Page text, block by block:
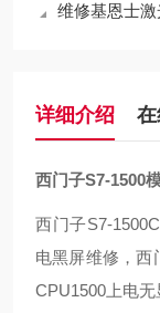
维修基恩士激
详细介绍
西门子S7-1500
西门子S7-
电黑屏维修，西
CPU1500上电